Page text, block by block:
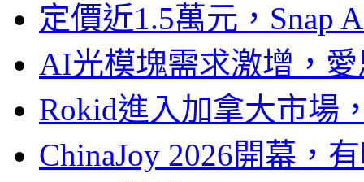
定價近1.5萬元，Snap
AI光模塊需求激增，
Rokid進入加拿大市場
ChinaJoy 2026開幕，